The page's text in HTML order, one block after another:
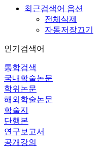
최근검색어 옵션
전체삭제
자동저장끄기
인기검색어
통합검색
국내학술논문
학위논문
해외학술논문
학술지
단행본
연구보고서
공개강의